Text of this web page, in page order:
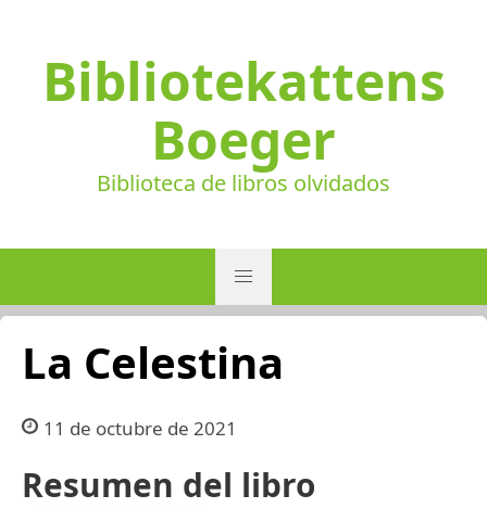
Bibliotekattens
Boeger
Biblioteca de libros olvidados
La Celestina
11 de octubre de 2021
Resumen del libro